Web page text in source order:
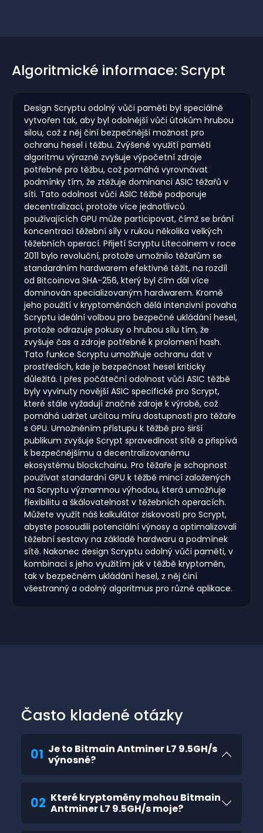
Algoritmické informace: Scrypt
Design Scryptu odolný vůči paměti byl speciálně
vytvořen tak, aby byl odolnější vůči útokům hrubou
silou, což z něj činí bezpečnější možnost pro
ochranu hesel i těžbu. Zvýšené využití paměti
algoritmu výrazně zvyšuje výpočetní zdroje
potřebné pro těžbu, což pomáhá vyrovnávat
podmínky tím, že ztěžuje dominanci ASIC těžařů v
síti. Tato odolnost vůči ASIC těžbě podporuje
decentralizaci, protože více jednotlivců
používajících GPU může participovat, čímž se brání
koncentraci těžební síly v rukou několika velkých
těžebních operací. Přijetí Scryptu Litecoinem v roce
2011 bylo revoluční, protože umožnilo těžařům se
standardním hardwarem efektivně těžit, na rozdíl
od Bitcoinova SHA-256, který byl čím dál více
dominován specializovaným hardwarem. Kromě
jeho použití v kryptoměnách dělá intenzivní povaha
Scryptu ideální volbou pro bezpečné ukládání hesel,
protože odrazuje pokusy o hrubou sílu tím, že
zvyšuje čas a zdroje potřebné k prolomení hash.
Tato funkce Scryptu umožňuje ochranu dat v
prostředích, kde je bezpečnost hesel kriticky
důležitá. I přes počáteční odolnost vůči ASIC těžbě
byly vyvinuty novější ASIC specifické pro Scrypt,
které stále vyžadují značné zdroje k výrobě, což
pomáhá udržet určitou míru dostupnosti pro těžaře
s GPU. Umožněním přístupu k těžbě pro širší
publikum zvyšuje Scrypt spravedlnost sítě a přispívá
k bezpečnějšímu a decentralizovanému
ekosystému blockchainu. Pro těžaře je schopnost
používat standardní GPU k těžbě mincí založených
na Scryptu významnou výhodou, která umožňuje
flexibilitu a škálovatelnost v těžebních operacích.
Můžete využít náš kalkulátor ziskovosti pro Scrypt,
abyste posoudili potenciální výnosy a optimalizovali
těžební sestavy na základě hardwaru a podmínek
sítě. Nakonec design Scryptu odolný vůči paměti, v
kombinaci s jeho využitím jak v těžbě kryptoměn,
tak v bezpečném ukládání hesel, z něj činí
všestranný a odolný algoritmus pro různé aplikace.
Často kladené otázky
01 Je to Bitmain Antminer L7 9.5GH/s
výnosné?
02 Které kryptoměny mohou Bitmain
Antminer L7 9.5GH/s moje?